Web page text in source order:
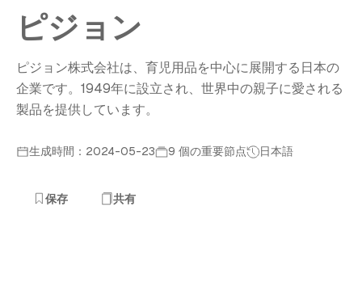
ピジョン
ピジョン株式会社は、育児用品を中心に展開する日本の
企業です。1949年に設立され、世界中の親子に愛される
製品を提供しています。
生成時間：2024-05-23 9 個の重要節点 日本語
保存 共有